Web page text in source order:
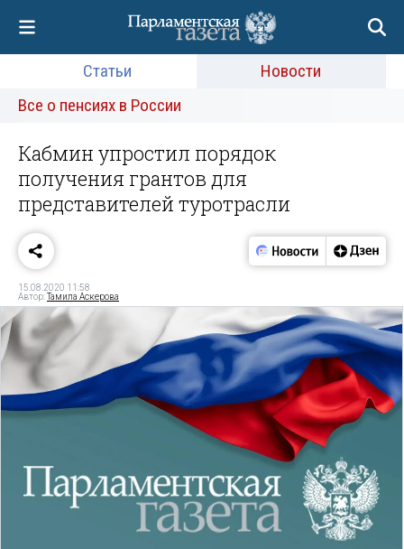
Статьи
Новости
Все о пенсиях в России
Кабмин упростил порядок
получения грантов для
представителей туротрасли
15.08.2020 11:58
Автор:Тамила Аскерова